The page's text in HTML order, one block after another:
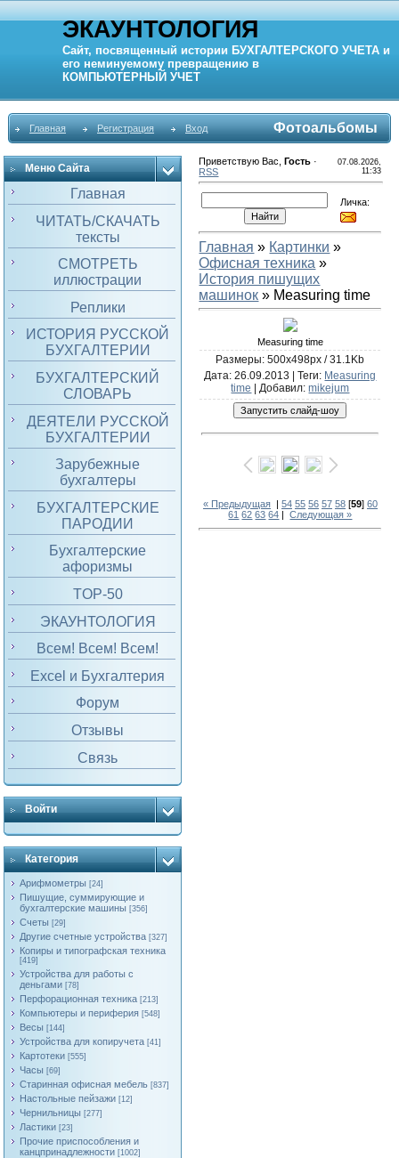
ЭКАУНТОЛОГИЯ
Сайт, посвященный истории БУХГАЛТЕРСКОГО УЧЕТА и
его неминуемому превращению в
КОМПЬЮТЕРНЫЙ УЧЕТ
Главная Регистрация Вход Фотоальбомы
Меню Сайта
Главная
ЧИТАТЬ/СКАЧАТЬ
тексты
СМОТРЕТЬ
иллюстрации
Реплики
ИСТОРИЯ РУССКОЙ
БУХГАЛТЕРИИ
БУХГАЛТЕРСКИЙ
СЛОВАРЬ
ДЕЯТЕЛИ РУССКОЙ
БУХГАЛТЕРИИ
Зарубежные
бухгалтеры
БУХГАЛТЕРСКИЕ
ПАРОДИИ
Бухгалтерские
афоризмы
TOP-50
ЭКАУНТОЛОГИЯ
Всем! Всем! Всем!
Excel и Бухгалтерия
Форум
Отзывы
Связь
Войти
Категория
Арифмометры [24]
Пишущие, суммирующие и
бухгалтерские машины [356]
Счеты [29]
Другие счетные устройства [327]
Копиры и типографская техника
[419]
Устройства для работы с
деньгами [78]
Перфорационная техника [213]
Компьютеры и периферия [548]
Весы [144]
Устройства для копиручета [41]
Картотеки [555]
Часы [69]
Старинная офисная мебель [837]
Настольные пейзажи [12]
Чернильницы [277]
Ластики [23]
Прочие приспособления и
канцпринадлежности [1002]
Приветствую Вас ,Гость ·
RSS
07.08.2026,
11:33
Личка:
Главная » Картинки »
Офисная техника »
История пишущих
машинок » Measuring time
Measuring time
Размеры: 500x498px / 31.1Kb
Дата: 26.09.2013 |Теги: Measuring
time
|Добавил:mikejum
« Предыдущая| 54 55 56 57 58[59] 60
61 62 63 64 |Следующая »